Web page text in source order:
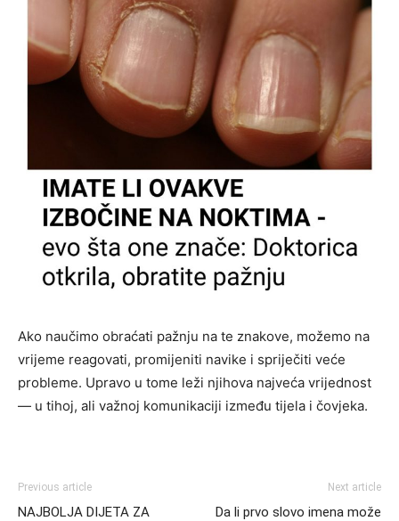
Ako naučimo obraćati pažnju na te znakove, možemo na
vrijeme reagovati, promijeniti navike i spriječiti veće
probleme. Upravo u tome leži njihova najveća vrijednost
— u tihoj, ali važnoj komunikaciji između tijela i čovjeka.
Previous article
NAJBOLJA DIJETA ZA
Next article
Da li prvo slovo imena može